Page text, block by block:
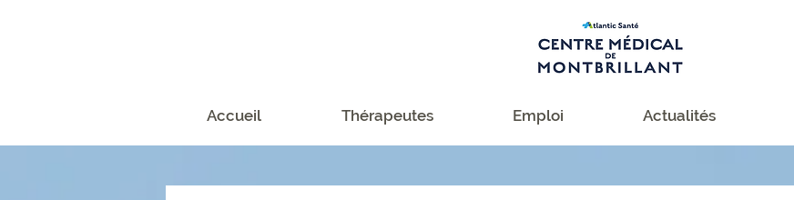
Accueil Thérapeutes Emploi Actualités